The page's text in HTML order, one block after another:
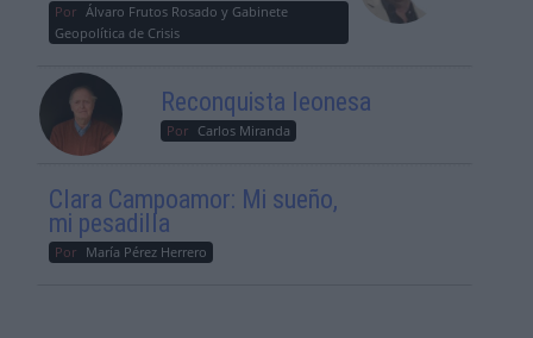
Por Álvaro Frutos Rosado y Gabinete
Geopolítica de Crisis
Reconquista leonesa
Por Carlos Miranda
Clara Campoamor: Mi sueño,
mi pesadilla
Por María Pérez Herrero